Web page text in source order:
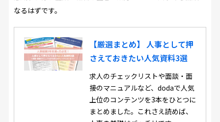
なるはずです。
【厳選まとめ】 人事として押
さえておきたい人気資料3選
求人のチェックリストや面談・面
接のマニュアルなど、dodaで人気
上位のコンテンツを3本をひとつに
まとめました。これさえ読めば、